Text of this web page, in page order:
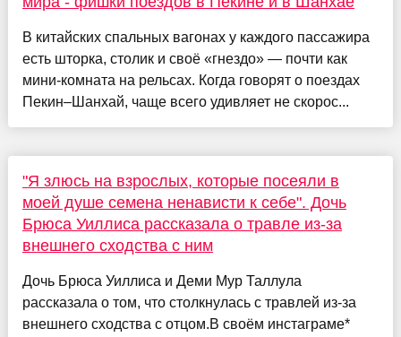
В китайских спальных вагонах у каждого пассажира
есть шторка, столик и своё «гнездо» — почти как
мини-комната на рельсах. Когда говорят о поездах
Пекин–Шанхай, чаще всего удивляет не скорос...
"Я злюсь на взрослых, которые посеяли в
моей душе семена ненависти к себе". Дочь
Брюса Уиллиса рассказала о травле из-за
внешнего сходства с ним
Дочь Брюса Уиллиса и Деми Мур Таллула
рассказала о том, что столкнулась с травлей из-за
внешнего сходства с отцом.В своём инстаграме*